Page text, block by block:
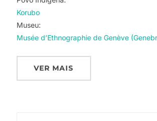
Korubo
Museu:
Musée d’Ethnographie de Genève
VER MAIS